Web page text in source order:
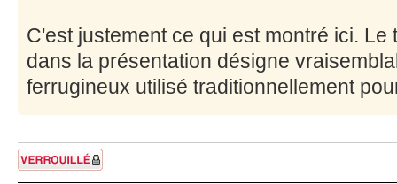
C'est justement ce qui est montré ici. Le
dans la présentation désigne
ferrugineux utilisé traditionnellement
Sujet verrouillé